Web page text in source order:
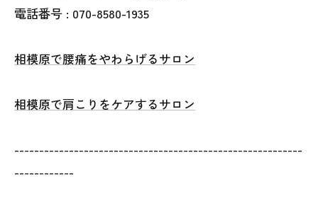
電話番号 : 070-8580-1935
相模原で腰痛をやわらげるサロン
相模原で肩こりをケアするサロン
----------------------------------------------------------
------------